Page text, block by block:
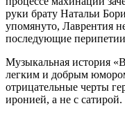
руки брату Натальи
упомянуто, Лаврентия
последующие
Музыкальная история
легким и добрым
отрицательные черты
иронией, а не с сатирой.